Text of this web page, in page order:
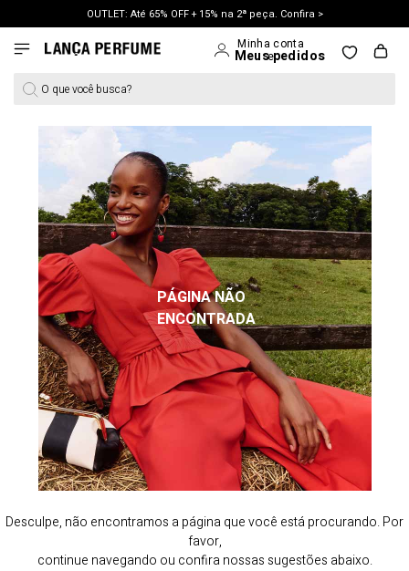
OUTLET: Até 65% OFF + 15% na 2ª peça. Confira >
LANÇAMENTO PRIMAVERA 27. Clique e aproveite.
O que você busca?
PÁGINA NÃO
ENCONTRADA
Desculpe, não encontramos a página que você está procurando. Por
favor,
continue navegando ou confira nossas sugestões abaixo.